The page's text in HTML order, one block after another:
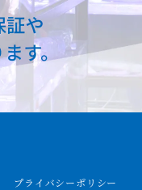
プライバシーポリシー